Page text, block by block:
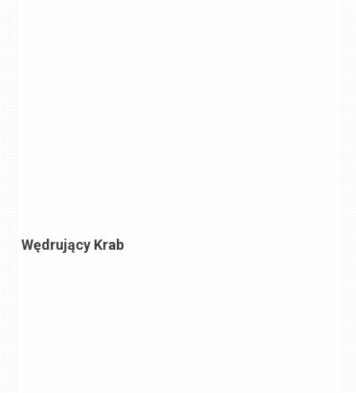
Wędrujący Krab